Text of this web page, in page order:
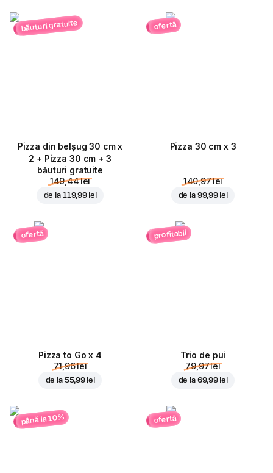
băuturi gratuite
Pizza din belșug 30 cm x
2 + Pizza 30 cm + 3
băuturi gratuite
149,44 lei
de la 119,99 lei
ofertă
Pizza 30 cm x 3
140,97 lei
de la 99,99 lei
ofertă
Pizza to Go x 4
71,96 lei
de la 55,99 lei
profitabil
Trio de pui
79,97 lei
de la 69,99 lei
până la 10% ofertă